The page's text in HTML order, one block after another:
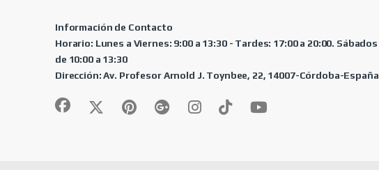
Información de Contacto
Horario: Lunes a Viernes: 9:00 a 13:30 - Tardes: 17:00 a 20:00. Sábados
de 10:00 a 13:30
Dirección: Av. Profesor Arnold J. Toynbee, 22, 14007-Córdoba-España